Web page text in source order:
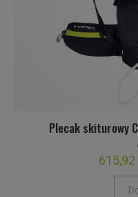
Plecak skiturowy
615,92